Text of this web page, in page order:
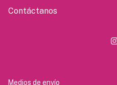
Contáctanos
Medios de envío